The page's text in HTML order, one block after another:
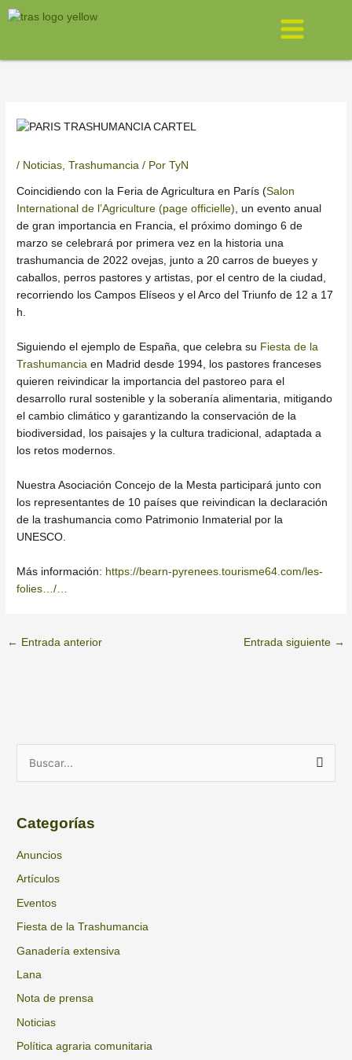
/ Noticias ,Trashumancia / PorTyN
Coincidiendo con la Feria de Agricultura en París (Salon
International de l’Agriculture (page officielle), un evento anual
de gran importancia en Francia, el próximo domingo 6 de
marzo se celebrará por primera vez en la historia una
trashumancia de 2022 ovejas, junto a 20 carros de bueyes y
caballos, perros pastores y artistas, por el centro de la ciudad,
recorriendo los Campos Elíseos y el Arco del Triunfo de 12 a 17
h.
Siguiendo el ejemplo de España, que celebra su Fiesta de la
Trashumancia en Madrid desde 1994, los pastores franceses
quieren reivindicar la importancia del pastoreo para el
desarrollo rural sostenible y la soberanía alimentaria, mitigando
el cambio climático y garantizando la conservación de la
biodiversidad, los paisajes y la cultura tradicional, adaptada a
los retos modernos.
Nuestra Asociación Concejo de la Mesta participará junto con
los representantes de 10 países que reivindican la declaración
de la trashumancia como Patrimonio Inmaterial por la
UNESCO.
Más información: https://bearn-pyrenees.tourisme64.com/les-
folies…/…
← Entrada anterior Entrada siguiente →
c
a
r
:
Categorías
Anuncios
Artículos
Eventos
Fiesta de la Trashumancia
Ganadería extensiva
Lana
Nota de prensa
Noticias
Política agraria comunitaria
h
v
o
s